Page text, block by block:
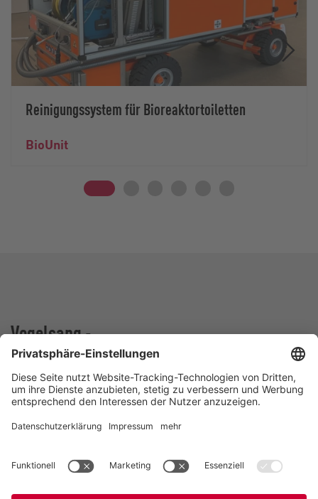
Reinigungssystem für Bioreaktortoiletten
BioUnit
Vogelsang -
LEADING IN TECHNOLOGY
Vogelsang GmbH & Co. KG
49632 Essen (Oldenburg)
Deutschland